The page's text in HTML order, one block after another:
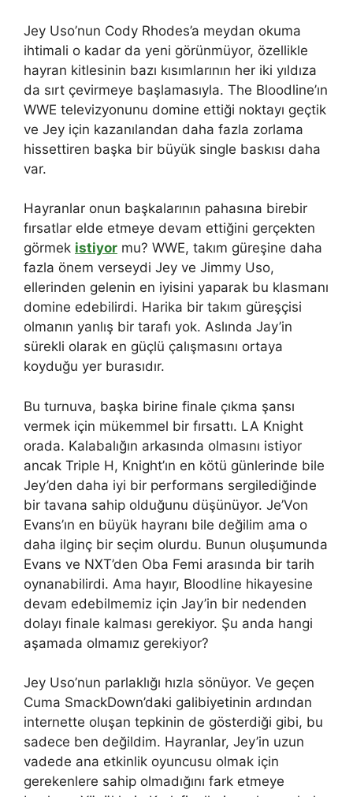
Jey Uso’nun Cody Rhodes’a meydan okuma
ihtimali o kadar da yeni görünmüyor, özellikle
hayran kitlesinin bazı kısımlarının her iki yıldıza
da sırt çevirmeye başlamasıyla. The Bloodline’ın
WWE televizyonunu domine ettiği noktayı geçtik
ve Jey için kazanılandan daha fazla zorlama
hissettiren başka bir büyük single baskısı daha
var.
Hayranlar onun başkalarının pahasına birebir
fırsatlar elde etmeye devam ettiğini gerçekten
görmek istiyor mu? WWE, takım güreşine daha
fazla önem verseydi Jey ve Jimmy Uso,
ellerinden gelenin en iyisini yaparak bu klasmanı
domine edebilirdi. Harika bir takım güreşçisi
olmanın yanlış bir tarafı yok. Aslında Jay’in
sürekli olarak en güçlü çalışmasını ortaya
koyduğu yer burasıdır.
Bu turnuva, başka birine finale çıkma şansı
vermek için mükemmel bir fırsattı. LA Knight
orada. Kalabalığın arkasında olmasını istiyor
ancak Triple H, Knight’ın en kötü günlerinde bile
Jey’den daha iyi bir performans sergilediğinde
bir tavana sahip olduğunu düşünüyor. Je’Von
Evans’ın en büyük hayranı bile değilim ama o
daha ilginç bir seçim olurdu. Bunun oluşumunda
Evans ve NXT’den Oba Femi arasında bir tarih
oynanabilirdi. Ama hayır, Bloodline hikayesine
devam edebilmemiz için Jay’in bir nedenden
dolayı finale kalması gerekiyor. Şu anda hangi
aşamada olmamız gerekiyor?
Jey Uso’nun parlaklığı hızla sönüyor. Ve geçen
Cuma SmackDown’daki galibiyetinin ardından
internette oluşan tepkinin de gösterdiği gibi, bu
sadece ben değildim. Hayranlar, Jey’in uzun
vadede ana etkinlik oyuncusu olmak için
gerekenlere sahip olmadığını fark etmeye